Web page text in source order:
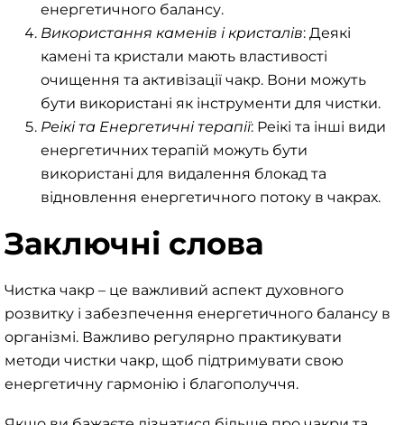
енергетичного балансу.
Використання каменів і кристалів: Деякі
камені та кристали мають властивості
очищення та активізації чакр. Вони можуть
бути використані як інструменти для чистки.
Реікі та Енергетичні терапії: Реікі та інші види
енергетичних терапій можуть бути
використані для видалення блокад та
відновлення енергетичного потоку в чакрах.
Заключні слова
Чистка чакр – це важливий аспект духовного
розвитку і забезпечення енергетичного балансу в
організмі. Важливо регулярно практикувати
методи чистки чакр, щоб підтримувати свою
енергетичну гармонію і благополуччя.